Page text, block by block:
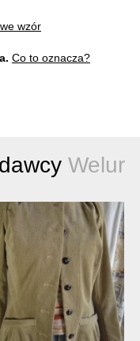
wzór
Co to oznacza?
Welur